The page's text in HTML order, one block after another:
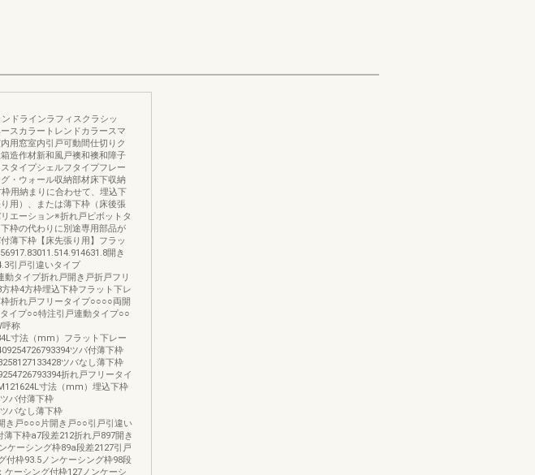
ドラインラフィスクラシッ
スカラートレンドカラースマ
用窓室内引戸可動間仕切りク
造作材新和風戸襖和襖和障子
タイプシェルフタイプフレー
・ウォール収納部材床下収納
用納まりに合わせて、埋込下
用）、または薄下枠（床後張
エーション※折れ戸ピボットタ
枠の代わりに別途専用部品が
薄下枠【床先張り用】フラッ
開き
引戸引違いタイプ
動タイプ折れ戸開き戸折戸フリ
枠4方枠埋込下枠フラット下レ
折れ戸フリータイプ○○○○両開
イプ○○特注引戸連動タイプ○○
呼称
寸法（mm）フラット下レー
ツバ付薄下枠
ツバなし薄下枠
折れ戸フリータイ
寸法（mm）埋込下枠
バ付薄下枠
バなし薄下枠
き戸○○○片開き戸○○引戸引違い
下枠a7段差212折れ戸897開き
ケーシング枠89a段差2127引戸
付枠93.5ノンケーシング枠98段
ーシング付枠127ノンケーシ